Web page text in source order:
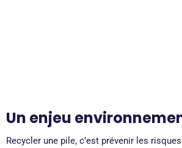
Un enjeu
Recycler une pile, c’est prévenir les